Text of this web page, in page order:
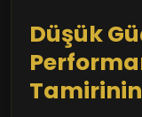
küçük
önerilir.
bütçenize
Unutmayın,
verimliliği, hem
durumunuzu
Düşük